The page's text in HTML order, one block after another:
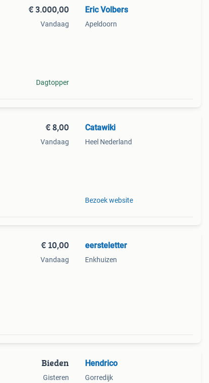
€ 3.000,00
Vandaag
Dagtopper
Eric Volbers
Apeldoorn
€ 8,00
Vandaag
Catawiki
Heel Nederland
Bezoek website
€ 10,00
Vandaag
eersteletter
Enkhuizen
Bieden
Gisteren
Hendrico
Gorredijk